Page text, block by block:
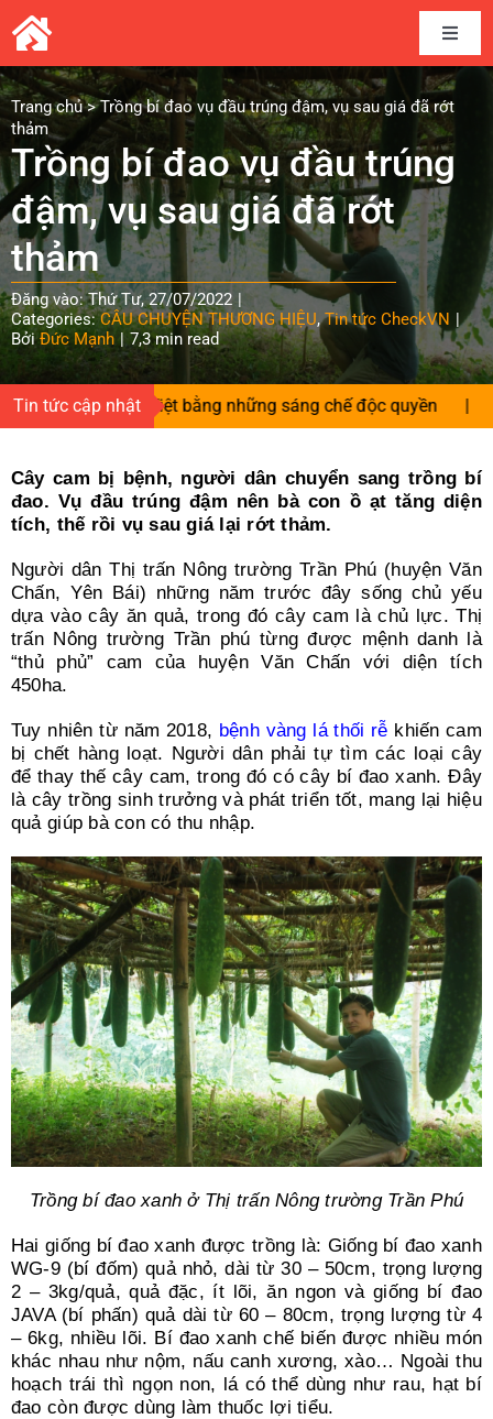
Skip
to
content
Toggle
Home
Câu chuyện thương hiệu
Kết nối cung cầu
Chia sẻ kinh nghiệm
Tài liệu
Search
for:
Trang chủ>Trồng bí đao vụ đầu trúng đậm, vụ sau giá đã rớt
thảm
Trồng bí đao vụ đầu trúng
đậm, vụ sau giá đã rớt
thảm
Đăng vào: Thứ Tư, 27/07/2022 |
Categories:CÂU CHUYỆN THƯƠNG HIỆU,Tin tức CheckVN |
BởiĐức Mạnh | 7,3 min read
Tin tức cập nhật
hàng Việt bằng những sáng chế độc quyền | Đường
Cây cam bị bệnh, người dân chuyển sang trồng bí
đao. Vụ đầu trúng đậm nên bà con ồ ạt tăng diện
tích, thế rồi vụ sau giá lại rớt thảm.
Người dân Thị trấn Nông trường Trần Phú (huyện Văn
Chấn, Yên Bái) những năm trước đây sống chủ yếu
dựa vào cây ăn quả, trong đó cây cam là chủ lực. Thị
trấn Nông trường Trần phú từng được mệnh danh là
“thủ phủ” cam của huyện Văn Chấn với diện tích
450ha.
Tuy nhiên từ năm 2018, bệnh vàng lá thối rễ khiến cam
bị chết hàng loạt. Người dân phải tự tìm các loại cây
để thay thế cây cam, trong đó có cây bí đao xanh. Đây
là cây trồng sinh trưởng và phát triển tốt, mang lại hiệu
quả giúp bà con có thu nhập.
Trồng bí đao xanh ở Thị trấn Nông trường Trần Phú
Hai giống bí đao xanh được trồng là: Giống bí đao xanh
WG-9 (bí đốm) quả nhỏ, dài từ 30 – 50cm, trọng lượng
2 – 3kg/quả, quả đặc, ít lõi, ăn ngon và giống bí đao
JAVA (bí phấn) quả dài từ 60 – 80cm, trọng lượng từ 4
– 6kg, nhiều lõi. Bí đao xanh chế biến được nhiều món
khác nhau như nộm, nấu canh xương, xào… Ngoài thu
hoạch trái thì ngọn non, lá có thể dùng như rau, hạt bí
đao còn được dùng làm thuốc lợi tiểu.